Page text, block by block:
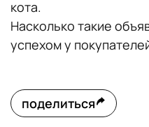
кота.
Насколько такие
успехом у
поделиться